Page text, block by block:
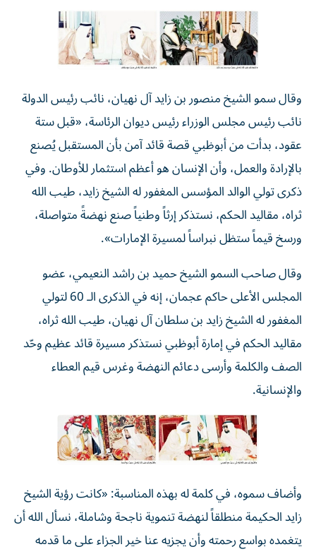
وقال سمو الشيخ منصور بن زايد آل نهيان، نائب رئيس الدولة
نائب رئيس مجلس الوزراء رئيس ديوان الرئاسة، «قبل ستة
عقود، بدأت من أبوظبي قصة قائد آمن بأن المستقبل يُصنع
بالإرادة والعمل، وأن الإنسان هو أعظم استثمار للأوطان. وفي
ذكرى تولي الوالد المؤسس المغفور له الشيخ زايد، طيب الله
ثراه، مقاليد الحكم، نستذكر إرثاً وطنياً صنع نهضةً متواصلة،
ورسخ قيماً ستظل نبراساً لمسيرة الإمارات».
وقال صاحب السمو الشيخ حميد بن راشد النعيمي، عضو
المجلس الأعلى حاكم عجمان، إنه في الذكرى الـ 60 لتولي
المغفور له الشيخ زايد بن سلطان آل نهيان، طيب الله ثراه،
مقاليد الحكم في إمارة أبوظبي نستذكر مسيرة قائد عظيم وحّد
الصف والكلمة وأرسى دعائم النهضة وغرس قيم العطاء
والإنسانية.
وأضاف سموه، في كلمة له بهذه المناسبة: «كانت رؤية الشيخ
زايد الحكيمة منطلقاً لنهضة تنموية ناجحة وشاملة، نسأل الله أن
يتغمده بواسع رحمته وأن يجزيه عنا خير الجزاء على ما قدمه